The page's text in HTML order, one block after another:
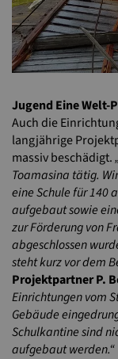
Jugend Eine
Auch die
langjährige
massiv beschädigt.
Toamasina tätig.
eine Schule für 140
aufgebaut sowie
zur Förderung von
abgeschlossen
steht kurz vor dem
ProjektpartnerP.
Einrichtungen vom
Gebäude
Schulkantine sind
aufgebaut werden.“